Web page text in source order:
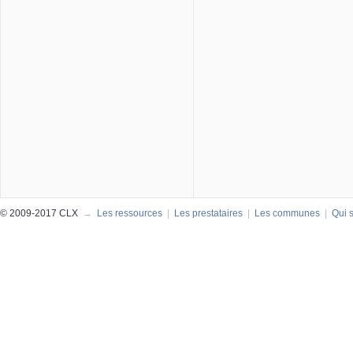
© 2009-2017 CLX → Les ressources | Les prestataires | Les communes | Qui